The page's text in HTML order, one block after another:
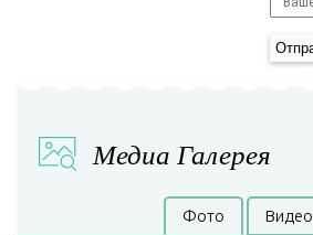
Медиа Галерея
Фото Видео